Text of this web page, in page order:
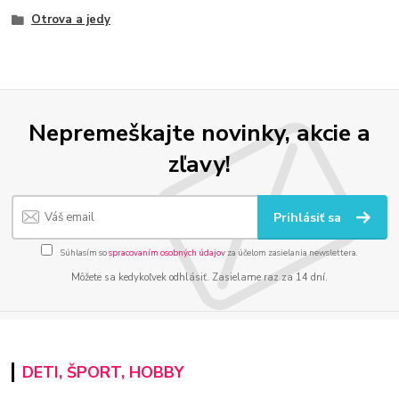
Otrova a jedy
Nepremeškajte novinky, akcie a
zľavy!
Prihlásiť sa
Súhlasím sospracovaním osobných údajov za účelom zasielania newslettera.
Môžete sa kedykoľvek odhlásiť. Zasielame raz za 14 dní.
DETI, ŠPORT, HOBBY